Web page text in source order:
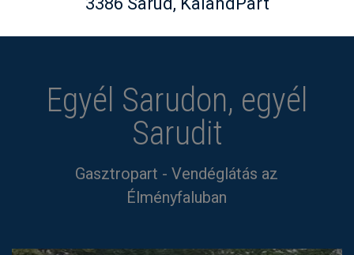
Egyél Sarudon, egyél
Sarudit
Gasztropart - Vendéglátás az
Élményfaluban